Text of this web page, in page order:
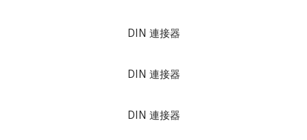
DIN 連接器
DIN 連接器
DIN 連接器